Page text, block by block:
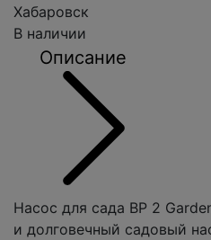
Хабаровск
В наличии
Описание
Насос для сада BP 2
и долговечный садовый